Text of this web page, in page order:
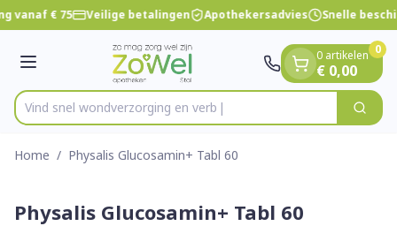
Ga naar de inhoud
1 van 1
vanaf € 75 Veilige betalingen Apothekersadvies Snelle
Menu
Product, merk, categorie...
Vind snel wondverzorgin Zoek
0 artikelen
€ 0,00
0
Home / Physalis Glucosamin+ Tabl 60
Physalis Glucosamin+ Tabl 60